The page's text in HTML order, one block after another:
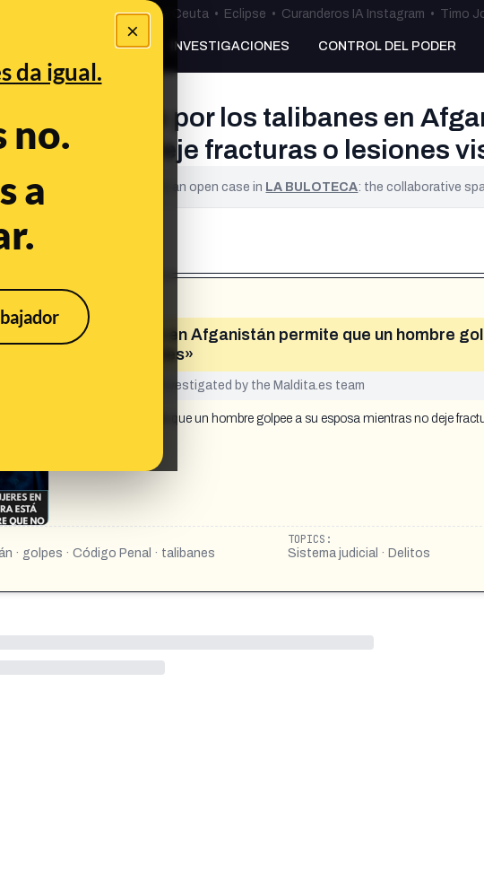
×
da igual.
no.
a
Especial Ceuta•Bulos Ceuta • Eclipse • Curanderos IA Instagram • Timo
PREBUNKING INVESTIGACIONES CONTROL DEL PODER
impuesto por los talibanes en
no deje fracturas o lesiones
NOT yet been verified. It is an open case in LA BULOTECA: the collaborative
por los talibanes en Afganistán permite que un hombre
o lesiones visibles»
content has not yet been investigated by the Maldita.es team
en Afganistán permite que un hombre golpee a su esposa mientras no deje
· golpes · Código Penal · talibanes
TOPICS:
Sistema judicial · Delitos